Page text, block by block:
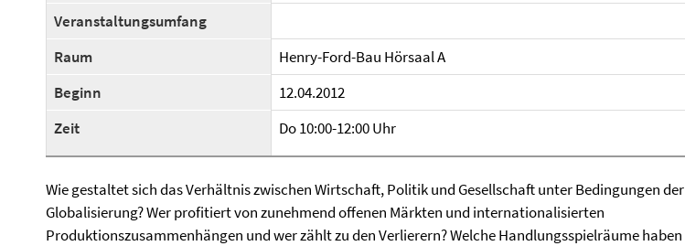
Veranstaltungsumfang
Raum
Henry-Ford-Bau Hörsaal A
Beginn
12.04.2012
Zeit
Do 10:00-12:00 Uhr
Wie gestaltet sich das Verhältnis zwischen Wirtschaft, Politik und Gesellschaft unter Bedingungen der
Globalisierung? Wer profitiert von zunehmend offenen Märkten und internationalisierten
Produktionszusammenhängen und wer zählt zu den Verlierern? Welche Handlungsspielräume haben